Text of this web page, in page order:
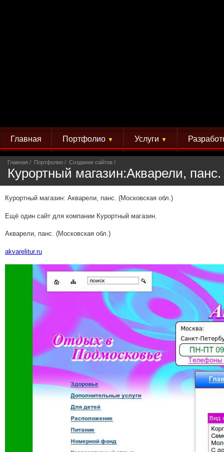
Главная Портфолио ▼ Услуги ▼
Главная Портфолио Создание сайтов
Курортный магазин:Акварели,
Курортный магазин: Акварели, панс. (Московская обл.)
Ещё один сайт для компании Курортный магазин.
Акварели, панс. (Московская обл.)
akvarelitur.ru